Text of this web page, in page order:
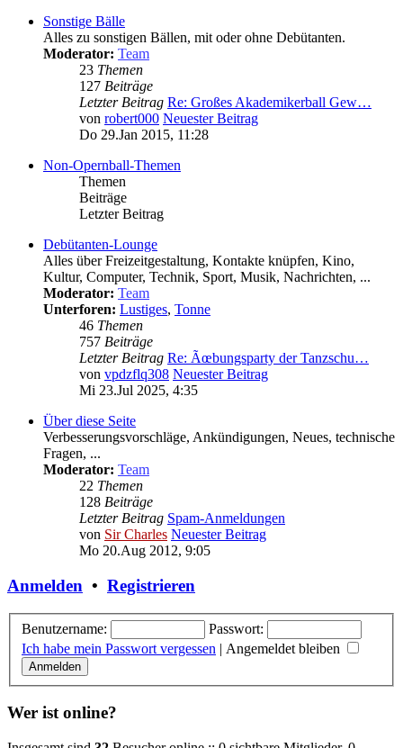
Sonstige Bälle
Alles zu sonstigen Bällen, mit oder ohne Debütanten.
Moderator: Team
23 Themen
127 Beiträge
Letzter Beitrag Re: Großes Akademikerball Gew…
von robert000 Neuester Beitrag
Do 29.Jan 2015, 11:28
Non-Opernball-Themen
Themen
Beiträge
Letzter Beitrag
Debütanten-Lounge
Alles über Freizeitgestaltung, Kontakte knüpfen, Kino,
Kultur, Computer, Technik, Sport, Musik, Nachrichten, ...
Moderator: Team
Unterforen: Lustiges, Tonne
46 Themen
757 Beiträge
Letzter Beitrag Re: Ãœbungsparty der Tanzschu…
von vpdzflq308 Neuester Beitrag
Mi 23.Jul 2025, 4:35
Über diese Seite
Verbesserungsvorschläge, Ankündigungen, Neues, technische
Fragen, ...
Moderator: Team
22 Themen
128 Beiträge
Letzter Beitrag Spam-Anmeldungen
von Sir Charles Neuester Beitrag
Mo 20.Aug 2012, 9:05
Anmelden • Registrieren
Benutzername:
Passwort:
Ich habe mein Passwort vergessen | Angemeldet bleiben
Wer ist online?